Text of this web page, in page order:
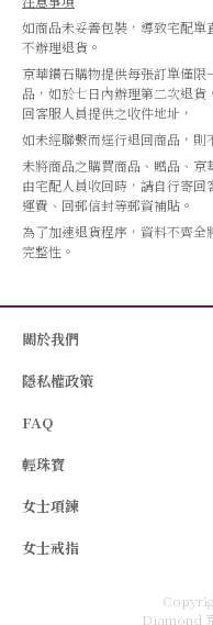
如商品未妥善包裝，導致宅配
不辦理退貨。
京華鑽石購物提供每張訂單僅
品，如於七日內辦理第二次退
回客服人員提供之收件地址，
如未經聯繫而逕行退回商品，則
未將商品之購買商品、贈品、
由宅配人員收回時，請自行寄
運費、回郵信封等郵資補貼。
為了加速退貨程序，資料不齊
完整性。
關於我們
隱私權政策
FAQ
輕珠寶
女士項鍊
女士戒指
Diamond